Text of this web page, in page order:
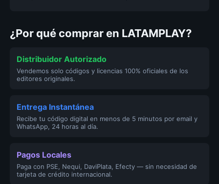
¿Por qué comprar en LATAMPLAY?
Distribuidor Autorizado
Vendemos solo códigos y licencias 100% oficiales de los
editores originales.
Entrega Instantánea
Recibe tu código digital en menos de 5 minutos por email y
WhatsApp, 24 horas al día.
Pagos Locales
Paga con PSE, Nequi, DaviPlata, Efecty — sin necesidad de
tarjeta de crédito internacional.